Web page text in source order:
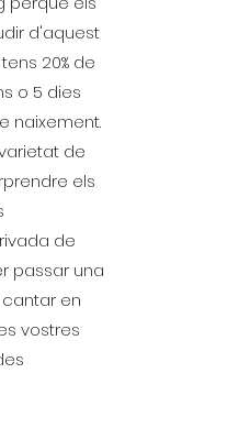
d'aquest
20% de
o 5 dies
naixement.
de
els
de
passar una
en
vostres